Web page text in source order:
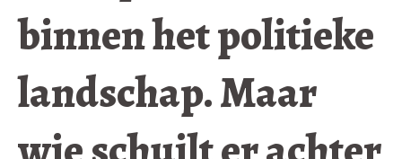
binnen het politieke
landschap. Maar